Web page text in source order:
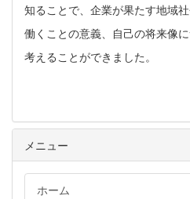
知ることで、企業が果たす地域社
働くことの意義、自己の将来像に
考えることができました。
メニュー
ホーム